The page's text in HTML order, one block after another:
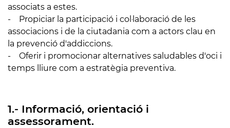
associats a estes.
- Propiciar la participació i col·laboració de les
associacions i de la ciutadania com a actors clau en
la prevenció d'addiccions.
- Oferir i promocionar alternatives saludables d'oci i
temps lliure com a estratègia preventiva.
1.- Informació, orientació i
assessorament.